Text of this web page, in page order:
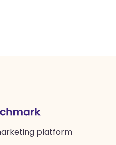
platform